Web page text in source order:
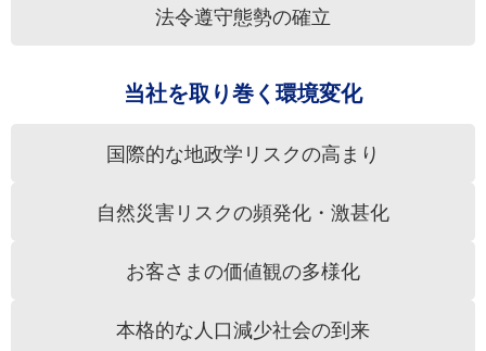
法令遵守態勢の確立
当社を取り巻く環境変化
国際的な地政学リスクの高まり
自然災害リスクの頻発化・激甚化
お客さまの価値観の多様化
本格的な人口減少社会の到来